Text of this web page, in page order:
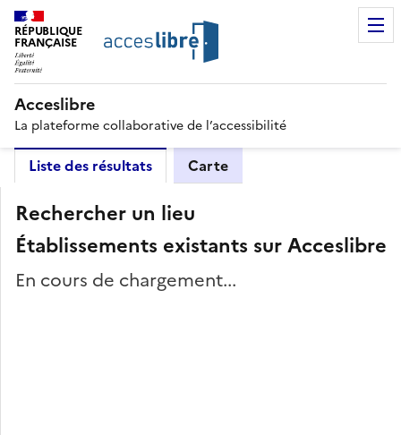
RÉPUBLIQUE
FRANÇAISE
Acceslibre
La plateforme collaborative de l’accessibilité
Liste des résultats Carte
Rechercher un lieu
Établissements existants sur Acceslibre
En cours de chargement...